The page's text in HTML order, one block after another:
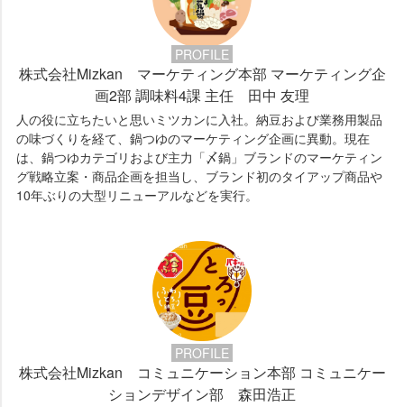
PROFILE
株式会社Mizkan マーケティング本部 マーケティング企
画2部 調味料4課 主任 田中 友理
人の役に立ちたいと思いミツカンに入社。納豆および業務用製品
の味づくりを経て、鍋つゆのマーケティング企画に異動。現在
は、鍋つゆカテゴリおよび主力「〆鍋」ブランドのマーケティン
グ戦略立案・商品企画を担当し、ブランド初のタイアップ商品
10年ぶりの大型リニューアルなどを実行。
PROFILE
株式会社Mizkan コミュニケーション本部 コミュニケー
ションデザイン部 森田浩正